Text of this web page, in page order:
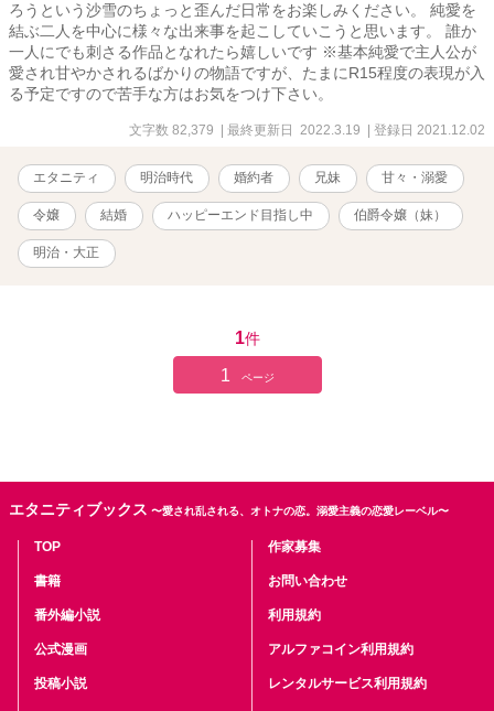
ろうという沙雪のちょっと歪んだ日常をお楽しみください。 純愛を
結ぶ二人を中心に様々な出来事を起こしていこうと思います。 誰か
一人にでも刺さる作品となれたら嬉しいです ※基本純愛で主人公が
愛され甘やかされるばかりの物語ですが、たまにR15程度の表現が入
る予定ですので苦手な方はお気をつけ下さい。
文字数 82,379 | 最終更新日 2022.3.19 | 登録日 2021.12.02
エタニティ 明治時代 婚約者 兄妹 甘々・溺愛
令嬢 結婚 ハッピーエンド目指し中 伯爵令嬢（妹）
明治・大正
1件
1 ページ
エタニティブックス 〜愛され乱される、オトナの恋。溺愛主義の恋愛レーベル〜
TOP
書籍
番外編小説
公式漫画
投稿小説
作家募集
お問い合わせ
利用規約
アルファコイン利用規約
レンタルサービス利用規約